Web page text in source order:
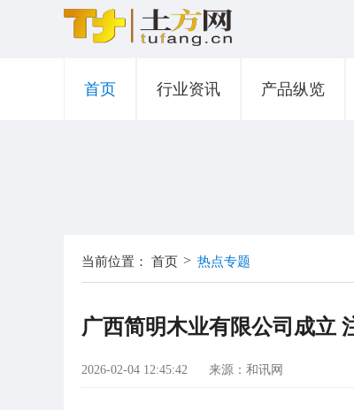
首页 行业资讯 产品纵览
当前位置： 首页 > 热点专题
广西简明木业有限公司成立
2026-02-04 12:45:42 来源：和讯网